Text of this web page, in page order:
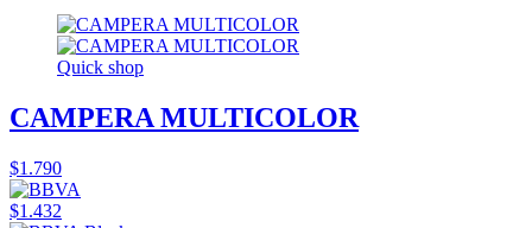
Quick shop
CAMPERA MULTICOLOR
$1.790
$1.432